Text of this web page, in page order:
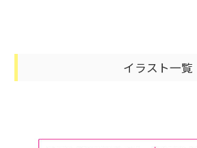
イラスト一覧